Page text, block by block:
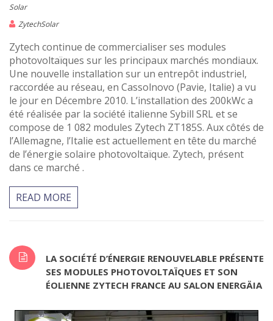
Solar
ZytechSolar
Zytech continue de commercialiser ses modules
photovoltaïques sur les principaux marchés mondiaux.
Une nouvelle installation sur un entrepôt industriel,
raccordée au réseau, en Cassolnovo (Pavie, Italie) a vu
le jour en Décembre 2010. L’installation des 200kWc a
été réalisée par la société italienne Sybill SRL et se
compose de 1 082 modules Zytech ZT185S. Aux côtés de
l’Allemagne, l’Italie est actuellement en tête du marché
de l’énergie solaire photovoltaïque. Zytech, présent
dans ce marché .
READ MORE
LA SOCIÉTÉ D’ÉNERGIE RENOUVELABLE PRÉSENTE
SES MODULES PHOTOVOLTAÏQUES ET SON
ÉOLIENNE ZYTECH FRANCE AU SALON ENERGÄIA